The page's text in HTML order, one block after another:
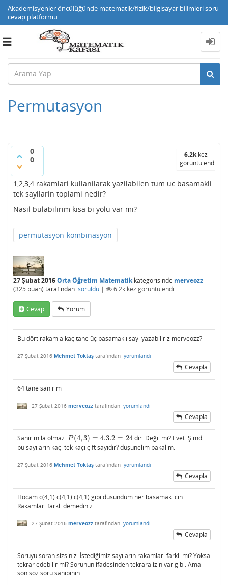
Akademisyenler öncülüğünde matematik/fizik/bilgisayar bilimleri soru
cevap platformu
Toggle
Permutasyon
0
0
6.2kkez
görüntülendi
1,2,3,4 rakamlari kullanilarak yazilabilen tum uc basamakli
tek sayilarin toplami nedir?
Nasil bulabilirim kisa bi yolu var mi?
permütasyon-kombinasyon
27 Şubat 2016Orta Öğretim Matematikkategorisinde merveozz
(325 puan) tarafından soruldu | 6.2k kez görüntülendi
Cevap Yorum
Bu dört rakamla kaç tane üç basamaklı sayı yazabiliriz merveozz?
27 Şubat 2016 Mehmet Toktaş tarafından yorumlandı
Cevapla
64 tane sanirim
27 Şubat 2016 merveozz tarafından yorumlandı
Cevapla
Sanırım la olmaz. P(4,3) = 4.3.2 = 24
P(4,3)=4.3.2=24
dir. Değil mi? Evet. Şimdi
bu sayıların kaçı tek kaçı çift sayıdır? düşünelim bakalım.
27 Şubat 2016 Mehmet Toktaş tarafından yorumlandı
Cevapla
Hocam c(4,1).c(4,1).c(4,1) gibi dusundum her basamak icin.
Rakamlari farkli demediniz.
27 Şubat 2016 merveozz tarafından yorumlandı
Cevapla
Soruyu soran sizsiniz. İstediğimiz sayıların rakamları farklı mı? Yoksa
tekrar edebilir mi? Sorunun ifadesinden tekrara izin var gibi. Ama
son söz soru sahibinin